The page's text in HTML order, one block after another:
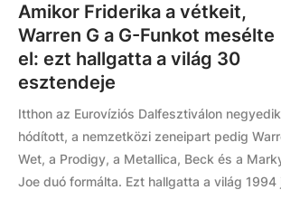
Amikor Friderika a vétkeit,
Warren G a G-Funkot mesélte
el: ezt hallgatta a világ 30
esztendeje
Itthon az Eurovíziós Dalfesztiválon
hódított, a nemzetközi zeneipart pedig
Wet, a Prodigy, a Metallica, Beck és a
Joe duó formálta. Ezt hallgatta a világ 1994